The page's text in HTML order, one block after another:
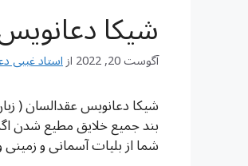
شیکا
آگوست 20, 2022 ازاستاد غیبی
شیکا دعانویس عقدالسان (
بند جمیع خلایق مطیع شدن
شما از بلیات آسمانی و